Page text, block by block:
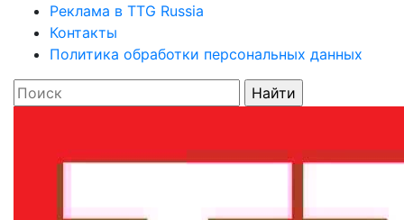
Реклама в TTG Russia
Контакты
Политика обработки персональных данных